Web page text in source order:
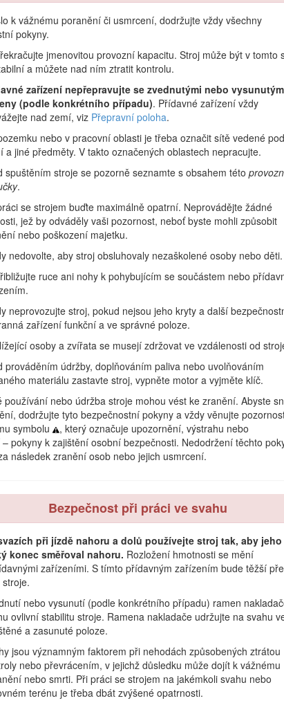
k vážnému poranění či usmrcení, dodržujte vždy všechny
pokyny.
jmenovitou provozní kapacitu. Stroj může být v tomto
a můžete nad ním ztratit kontrolu.
zařízení nepřepravujte se zvednutými nebo
(podle konkrétního případu). Přídavné zařízení vždy
nad zemí, viz Přepravní poloha.
nebo v pracovní oblasti je třeba označit sítě vedené pod
a jiné předměty. V takto označených oblastech nepracujte.
spuštěním stroje se pozorně seznamte s obsahem této
.
se strojem buďte maximálně opatrní. Neprovádějte žádné
jež by odváděly vaši pozornost, neboť byste mohli způsobit
nebo poškození majetku.
nedovolte, aby stroj obsluhovaly nezaškolené osoby nebo děti.
ruce ani nohy k pohybujícím se součástem nebo
neprovozujte stroj, pokud nejsou jeho kryty a další
zařízení funkční a ve správné poloze.
osoby a zvířata se musejí zdržovat ve vzdálenosti od
prováděním údržby, doplňováním paliva nebo uvolňováním
materiálu zastavte stroj, vypněte motor a vyjměte klíč.
používání nebo údržba stroje mohou vést ke zranění. Abyste
dodržujte tyto bezpečnostní pokyny a vždy věnujte
symbolu
, který označuje upozornění, výstrahu nebo
pokyny k zajištění osobní bezpečnosti. Nedodržení těchto
následek zranění osob nebo jejich usmrcení.
Bezpečnost při práci ve svahu
při jízdě nahoru a dolů používejte stroj tak, aby jeho
konec směřoval nahoru. Rozložení hmotnosti se mění
zařízeními. S tímto přídavným zařízením bude těžší
nebo vysunutí (podle konkrétního případu) ramen
ovlivní stabilitu stroje. Ramena nakladače udržujte na svahu
a zasunuté poloze.
jsou významným faktorem při nehodách způsobených ztrátou
nebo převrácením, v jejichž důsledku může dojít k vážnému
nebo smrti. Při práci se strojem na jakémkoli svahu nebo
terénu je třeba dbát zvýšené opatrnosti.
výrobku, podklady pro zaškolení obsluhy a informace
doplňující informace, obraťte se na autorizovaného
1znázorňuje umístění modelového a sériového čísla na
dílech a jiných údajích o výrobku, pomocí
sdělení, která jsou označena výstražným
li doporučená opatření dodržovat.
Obrázek 2
výrazy. Důležitéupozorňuje na speciální technické informace
unie. Více informací naleznete v části Prohlášení o
Důležité upozornění
CALIFORNIA
Důležité upozornění, poučka 65
účinkům chemikálií, které jsou státu Kalifornie známy jako